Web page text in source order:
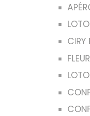
CIRY